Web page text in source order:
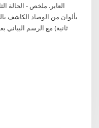
ثانية) مع الرسم البياني